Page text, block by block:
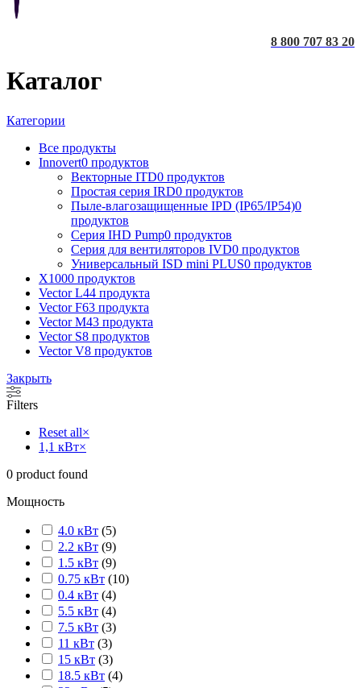
8 800 707 83 20
Каталог
Категории
Все продукты
Innovert0 продуктов
Векторные ITD0 продуктов
Простая серия IRD0 продуктов
Пыле-влагозащищенные IPD (IP65/IP54)0
продуктов
Серия IHD Pump0 продуктов
Серия для вентиляторов IVD0 продуктов
Универсальный ISD mini PLUS0 продуктов
X1000 продуктов
Vector L44 продукта
Vector F63 продукта
Vector M43 продукта
Vector S8 продуктов
Vector V8 продуктов
Закрыть
Filters
Reset all×
1,1 кВт×
0 product found
Мощность
4.0 кВт (5)
2.2 кВт (9)
1.5 кВт (9)
0.75 кВт (10)
0.4 кВт (4)
5.5 кВт (4)
7.5 кВт (3)
11 кВт (3)
15 кВт (3)
18.5 кВт (4)